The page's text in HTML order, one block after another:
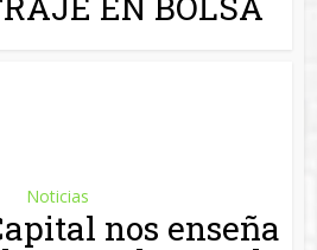
nos habla
emergentes